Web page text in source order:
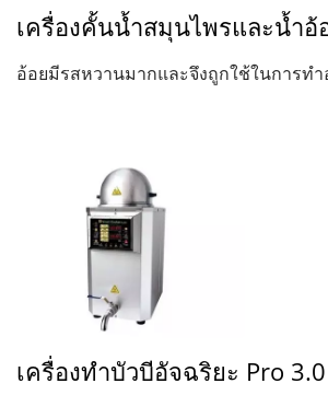
เครื่องคั้นน้ำสมุนไพรและน้ำอ้
อ้อยมีรสหวานมากและจึงถูกใช้ในการทำ
เครื่องทำบัวบีอัจฉริยะ Pro 3.0